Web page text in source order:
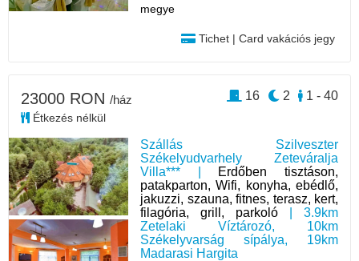
megye
Tichet | Card vakációs jegy
Szállás Szilveszter
Székelyudvarhely Zeteváralja
Villa*** | Erdőben tisztáson,
patakparton, Wifi, konyha, ebédlő,
jakuzzi, szauna, fitnes, terasz, kert,
filagória, grill, parkoló | 3.9km
Zetelaki Víztározó, 10km
Székelyvarság sípálya, 19km
Madarasi Hargita
23000 RON /ház
Étkezés nélkül
1 - 40
2
16